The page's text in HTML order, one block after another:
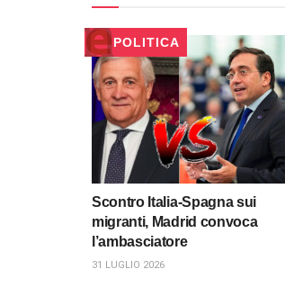
POLITICA
Scontro Italia-Spagna sui
migranti, Madrid convoca
l’ambasciatore
31 LUGLIO 2026